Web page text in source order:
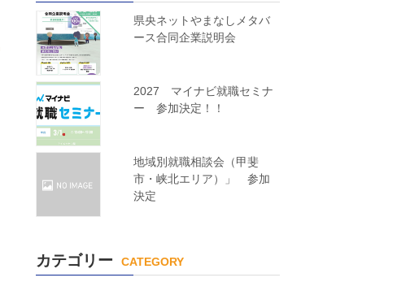
県央ネットやまなしメタバ
ース合同企業説明会
2027 マイナビ就職セミナ
ー 参加決定！！
地域別就職相談会（甲斐
市・峡北エリア）」 参加
決定
カテゴリー CATEGORY